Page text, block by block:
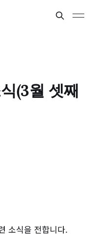
(3월 셋째
소식을 전합니다.